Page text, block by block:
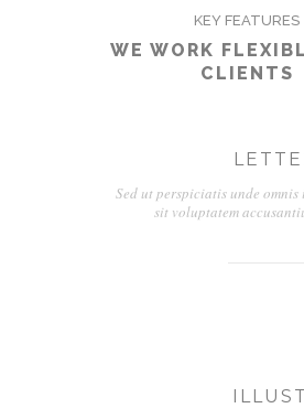
KEY FEATURES
WE WORK
CLIENTS
Sed ut perspiciatis unde
sit voluptatem